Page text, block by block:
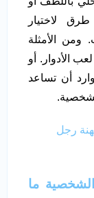
لاختيار
ومن الأمثلة
الأدوار. أو
أن تساعد
رجل
ما